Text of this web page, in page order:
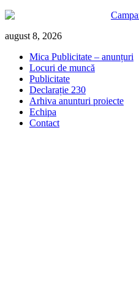
Skip
content
august 8, 2026
Mica Publicitate – anunțuri
Locuri de muncă
Publicitate
Declarație 230
Arhiva anunturi proiecte
Echipa
Contact